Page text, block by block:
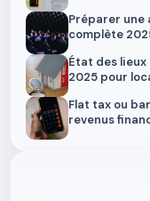
Préparer une
complète
État des
2025 pour
Flat tax ou
revenus